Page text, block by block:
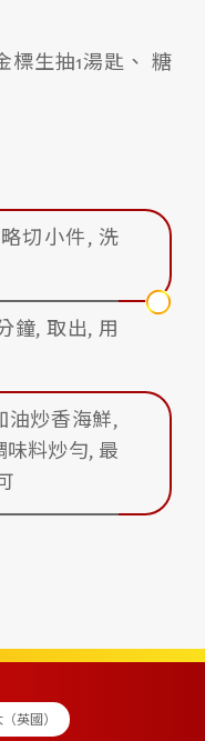
標生抽1湯匙、 糖
切小件, 洗
鐘, 取出, 用
油炒香海鮮,
味料炒勻, 最
英國）